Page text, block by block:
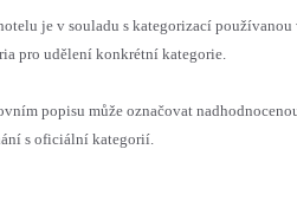
je v souladu s kategorizací používanou
pro udělení konkrétní kategorie.
popisu může označovat
s oficiální kategorií.